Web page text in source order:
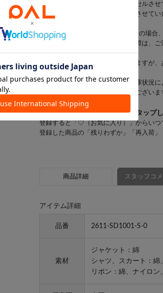
在庫状況により一部商品をキャンセルさせ
在庫をご用意できた商品のみ発送させてい
※お支払い方法がd払い・メルペイの場合、
一部商品のキャンセルが発生した際は、
す。
お客様にはご迷惑をおかけいたしますが
※一部の商品では、商品仕様や在庫状況に
店舗在庫を表示していない場合がござい
▼気になるアイテムは「♡」をタップ
登録すると「♡（お気に入り）」からいつ
登録した商品の「残りわずか」「再入荷
商品詳細 スタッフコ
アイテム詳細
品番 2611-SD1001-S-0
素材
ジャケット：綿
シャツ、スカート：綿
リボン：綿、ナイロン